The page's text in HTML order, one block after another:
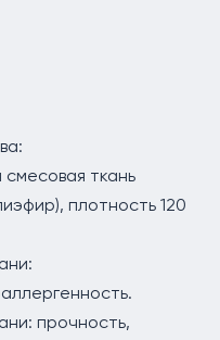
смесовая ткань
плотность 120
прочность,